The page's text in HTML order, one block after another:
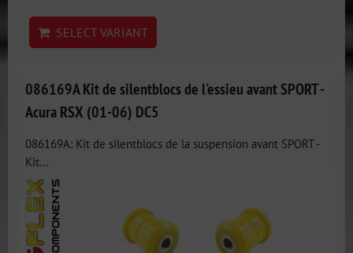
SELECT VARIANT
086169A Kit de silentblocs de l'essieu avant SPORT -
Acura RSX (01-06) DC5
086169A: Kit de silentblocs de la suspension avant SPORT -
Kit...